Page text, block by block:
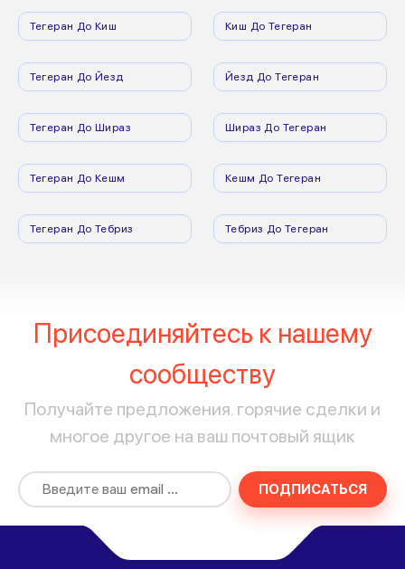
Тегеран До Киш Киш До Тегеран
Тегеран До Йезд Йезд До Тегеран
Тегеран До Шираз Шираз До Тегеран
Тегеран До Кешм Кешм До Тегеран
Тегеран До Тебриз Тебриз До Тегеран
Присоединяйтесь к нашему
сообществу
Получайте предложения, горячие сделки и
многое другое на ваш почтовый ящик
ПОДПИСАТЬСЯ